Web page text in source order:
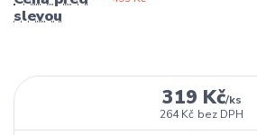
slevou
319 Kč/ks
264 Kč bez DPH